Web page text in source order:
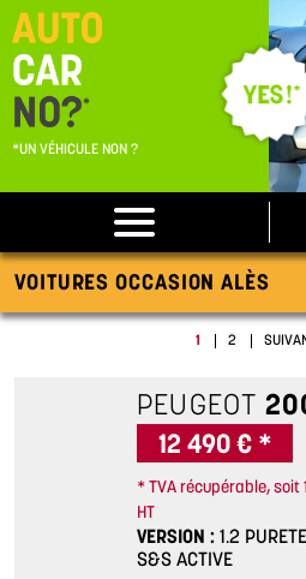
*UN VÉHICULE NON ?
VOITURES OCCASION ALÈS
1 2
PEUGEOT
12 490 € *
* TVA récupérable, soit
HT
VERSION
1.2
S&S ACTIVE